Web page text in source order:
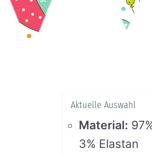
Aktuelle Auswahl
Material:
3% Elastan